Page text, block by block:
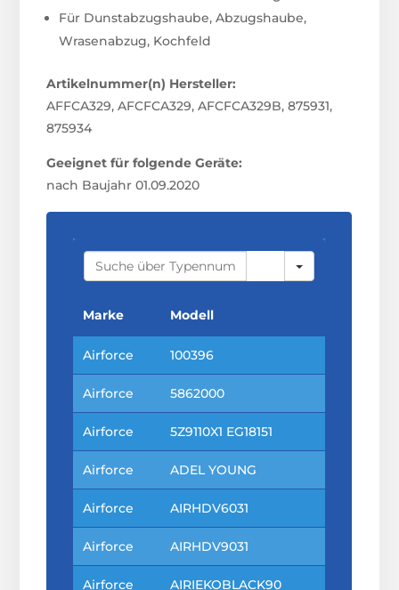
Für Dunstabzugshaube, Abzugshaube,
Wrasenabzug, Kochfeld
Artikelnummer(n) Hersteller:
AFFCA329, AFCFCA329, AFCFCA329B, 875931,
875934
Geeignet für folgende Geräte:
nach Baujahr 01.09.2020
S
A
C
H
Marke Modell
Airforce 100396
Airforce 5862000
Airforce 5Z9110X1 EG18151
Airforce ADEL YOUNG
Airforce AIRHDV6031
Airforce AIRHDV9031
Airforce AIRIEKOBLACK90